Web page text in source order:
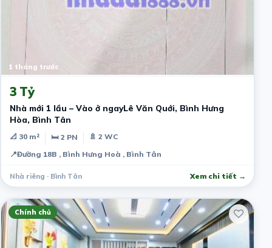
1 tháng trước
3 Tỷ
Nhà mới 1 lầu – Vào ở ngayLê Văn Quới, Bình Hưng
Hòa, Bình Tân
📐 30 m² 🛏 2 PN
🚿 2 WC
📍Đường 18B , Bình Hưng Hoà , Bình Tân
Nhà riêng · Bình Tân Xem chi tiết →
Chính chủ